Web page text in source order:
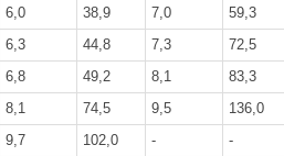
6,0 38,9 7,0 59,3
6,3 44,8 7,3 72,5
6,8 49,2 8,1 83,3
8,1 74,5 9,5 136,0
9,7 102,0 - -